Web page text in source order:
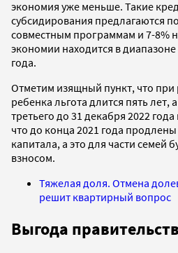
экономия уже меньше. Такие
субсидирования предлагаются
совместным программам и 7-8%
экономии находится в диапазоне
года.
Отметим изящный пункт, что при
ребенка льгота длится пять
третьего до 31 декабря 2022
что до конца 2021 года
капитала, а это для части семей
взносом.
Тяжелая доля. Отмена
решит квартирный вопрос
Выгода